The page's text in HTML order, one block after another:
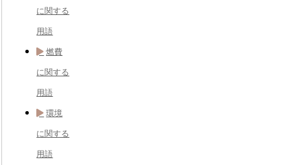
に関する
用語
燃費
に関する
用語
環境
に関する
用語